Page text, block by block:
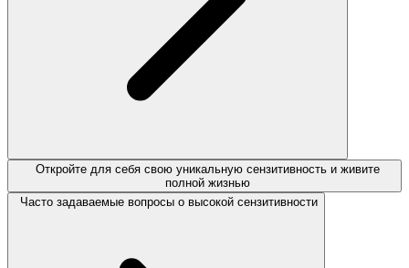
Откройте для себя свою уникальную сензитивность и живите
полной жизнью
Часто задаваемые вопросы о высокой сензитивности